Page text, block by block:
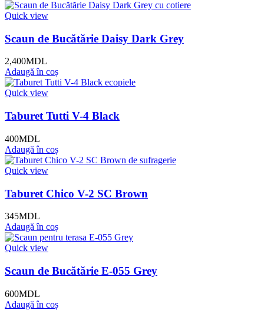
Quick view
Scaun de Bucătărie Daisy Dark Grey
2,400MDL
Adaugă în coș
Quick view
Taburet Tutti V-4 Black
400MDL
Adaugă în coș
Quick view
Taburet Chico V-2 SC Brown
345MDL
Adaugă în coș
Quick view
Scaun de Bucătărie E-055 Grey
600MDL
Adaugă în coș